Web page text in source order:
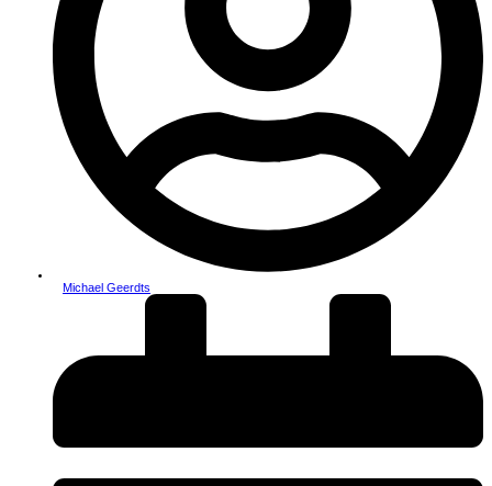
Michael Geerdts